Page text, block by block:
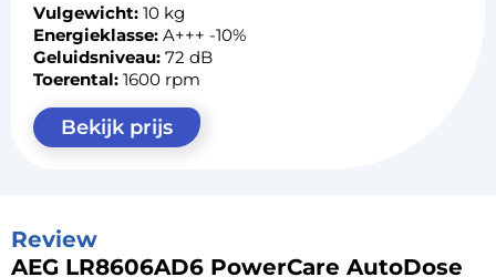
Vulgewicht: 10 kg
Energieklasse: A+++ -10%
Geluidsniveau: 72 dB
Toerental: 1600 rpm
Bekijk prijs
Review
AEG LR8606AD6 PowerCare AutoDose